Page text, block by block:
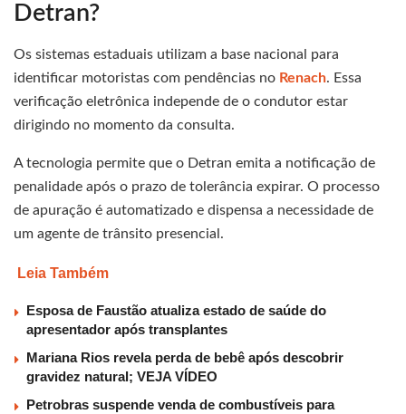
Detran?
Os sistemas estaduais utilizam a base nacional para
identificar motoristas com pendências no Renach. Essa
verificação eletrônica independe de o condutor estar
dirigindo no momento da consulta.
A tecnologia permite que o Detran emita a notificação de
penalidade após o prazo de tolerância expirar. O processo
de apuração é automatizado e dispensa a necessidade de
um agente de trânsito presencial.
Leia Também
Esposa de Faustão atualiza estado de saúde do
apresentador após transplantes
Mariana Rios revela perda de bebê após descobrir
gravidez natural; VEJA VÍDEO
Petrobras suspende venda de combustíveis para